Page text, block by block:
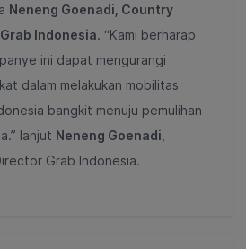
Neneng Goenadi, Country
Indonesia. “Kami berharap
ini dapat mengurangi
dalam melakukan mobilitas
bangkit menuju pemulihan
lanjut Neneng Goenadi
Grab Indonesia.